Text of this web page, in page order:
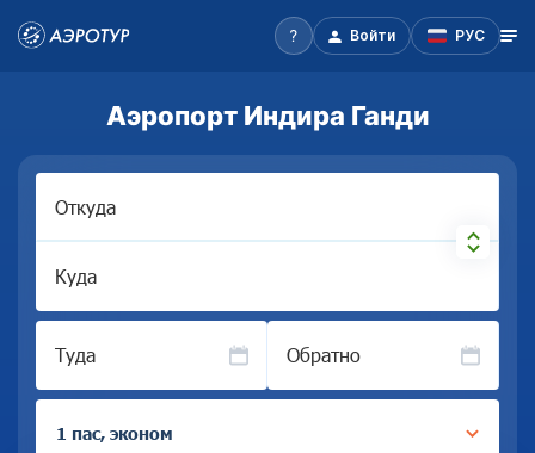
Войти РУС
Аэропорт Индира Ганди
Откуда
Куда
Туда Обратно
1 пас, эконом